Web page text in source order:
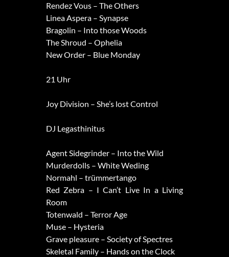
Rendez Vous – The Others
Linea Aspera – Synapse
Bragolin – Into those Woods
The Shroud – Ophelia
New Order – Blue Monday
21 Uhr
Joy Division – She’s lost Control
DJ Legasthinitus
Agent Sidegrinder – Into the Wild
Murderdolls – White Weding
Normahl – trümmertango
Red Zebra – I Can’t Live In a Living
Room
Totenwald – Terror Age
Muse – Hysteria
Grave pleasure – Society of Spectres
Skeletal Family – Hands on the Clock